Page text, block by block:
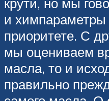
и
приоритете. С
мы оцениваем
масла, то и
правильно